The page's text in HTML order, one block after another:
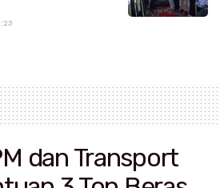
dan Transport